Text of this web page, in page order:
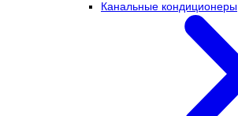
Канальные кондиционеры